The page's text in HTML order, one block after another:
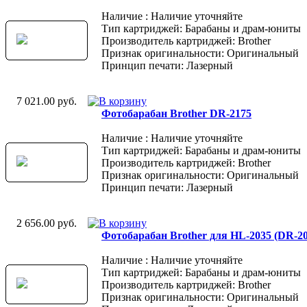
Наличие : Наличие уточняйте
Тип картриджей: Барабаны и драм-юниты
Производитель картриджей: Brother
Признак оригинальности: Оригинальный
Принцип печати: Лазерный
7 021.00 руб.
Фотобарабан Brother DR-2175
Наличие : Наличие уточняйте
Тип картриджей: Барабаны и драм-юниты
Производитель картриджей: Brother
Признак оригинальности: Оригинальный
Принцип печати: Лазерный
2 656.00 руб.
Фотобарабан Brother для HL-2035 (DR-
Наличие : Наличие уточняйте
Тип картриджей: Барабаны и драм-юниты
Производитель картриджей: Brother
Признак оригинальности: Оригинальный